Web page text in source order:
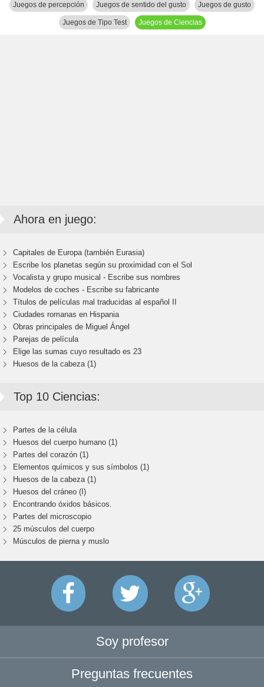
Juegos de percepción Juegos de sentido del gusto Juegos de gusto
Juegos de Tipo Test Juegos de Ciencias
Ahora en juego:
Capitales de Europa (también Eurasia)
Escribe los planetas según su proximidad con el Sol
Vocalista y grupo musical - Escribe sus nombres
Modelos de coches - Escribe su fabricante
Títulos de películas mal traducidas al español II
Ciudades romanas en Hispania
Obras principales de Miguel Ángel
Parejas de película
Elige las sumas cuyo resultado es 23
Huesos de la cabeza (1)
Top 10 Ciencias:
Partes de la célula
Huesos del cuerpo humano (1)
Partes del corazón (1)
Elementos químicos y sus símbolos (1)
Huesos de la cabeza (1)
Huesos del cráneo (I)
Encontrando óxidos básicos.
Partes del microscopio
25 músculos del cuerpo
Músculos de pierna y muslo
Soy profesor
Preguntas frecuentes